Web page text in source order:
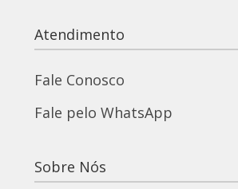
Atendimento
Fale Conosco
Fale pelo WhatsApp
Sobre Nós